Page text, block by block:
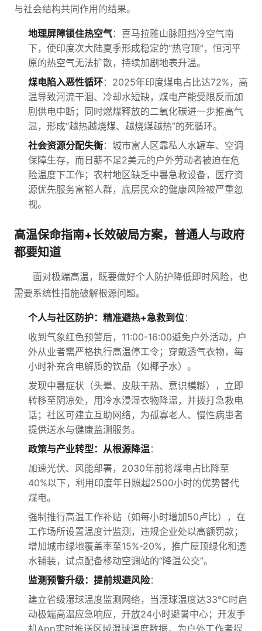
与社会结构共同作用的结果。
地理屏障锁住热空气：喜马拉雅山脉阻挡冷空气南
下，使印度次大陆夏季形成稳定的“热穹顶”，恒河平
原的热空气无法扩散，持续加剧地表升温。
煤电陷入恶性循环：2025年印度煤电占比达72%，高
温导致河流干涸、冷却水短缺，煤电产能受限反而加
剧供电中断；同时燃煤释放的二氧化碳进一步推高气
温，形成“越热越烧煤、越烧煤越热”的死循环。
社会资源分配失衡：城市富人区靠私人水罐车、空调
保障生存，而日薪不足2美元的户外劳动者被迫在危
险温度下工作；农村地区缺乏中暑急救设备，医疗资
源优先服务富裕人群，底层民众的健康风险被严重忽
视。
高温保命指南+长效破局方案，普通人与政府
都要知道
面对极端高温，既要做好个人防护降低即时风险，也
需要系统性措施破解根源问题。
个人与社区防护：精准避热+急救到位：
收到气象红色预警后，11:00-16:00避免户外活动，户
外从业者需严格执行高温停工令；穿戴透气衣物，每
小时补充含电解质的饮品（如椰子水）。
发现中暑症状（头晕、皮肤干热、意识模糊），立即
转移至阴凉处，用冷水浸湿衣物降温，并拨打急救电
话；社区可建立互助网络，为孤寡老人、慢性病患者
提供送水与健康监测服务。
政策与产业转型：从根源降温：
加速光伏、风能部署，2030年前将煤电占比降至
40%以下，利用印度年日照超2500小时的优势替代
煤电。
强制推行高温工作补贴（如每小时增加50卢比），在
工作场所设置温度计监测，违规企业处以高额罚款；
增加城市绿地覆盖率至15%-20%，推广屋顶绿化和透
水铺装，试点配备移动空调站的“降温公交”。
监测预警升级：提前规避风险：
建立省级湿球温度监测网络，当湿球温度达33℃时启
动极端高温应急响应，开放24小时避暑中心；开发手
机App实时推送区域湿球温度数据，为户外工作者提